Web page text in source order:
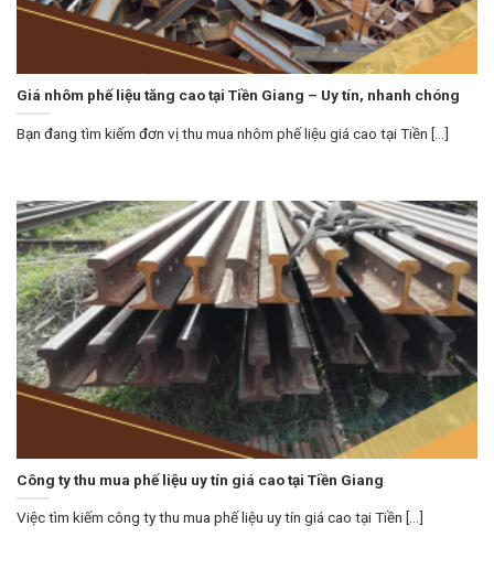
Giá nhôm phế liệu tăng cao tại Tiền Giang – Uy tín, nhanh chóng
Bạn đang tìm kiếm đơn vị thu mua nhôm phế liệu giá cao tại Tiền [...]
Công ty thu mua phế liệu uy tín giá cao tại Tiền Giang
Việc tìm kiếm công ty thu mua phế liệu uy tín giá cao tại Tiền [...]